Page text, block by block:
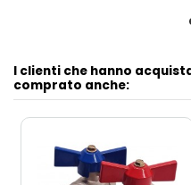
I clienti che hanno
comprato anche: